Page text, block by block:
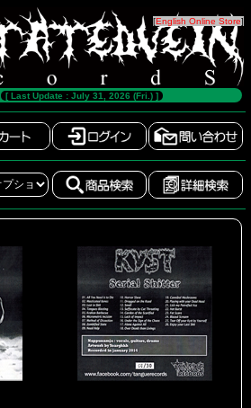
[English Online Store]
[ Last Update : July 31, 2026 (Fri.) ]